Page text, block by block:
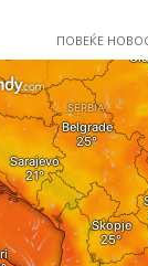
ПОВЕЌЕ